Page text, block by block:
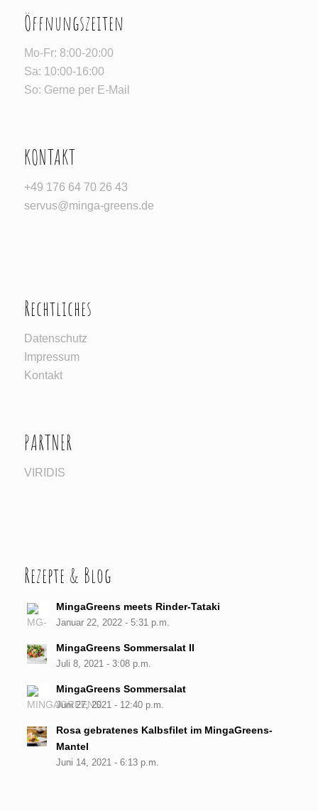
Öffnungszeiten
Mo-Fr: 8:00-20:00
Sa: 10:00-16:00
So: Gerne per E-Mail
KONTAKT
‪+49 176 64 70 26 43‬
servus@minga-greens.de
Rechtliches
Datenschutz
Impressum
Kontakt
PARTNER
VIRIDIS
Rezepte & Blog
MingaGreens meets Rinder-Tataki
Januar 22, 2022 - 5:31 p.m.
MingaGreens Sommersalat II
Juli 8, 2021 - 3:08 p.m.
MingaGreens Sommersalat
Juni 27, 2021 - 12:40 p.m.
Rosa gebratenes Kalbsfilet im MingaGreens-
Mantel
Juni 14, 2021 - 6:13 p.m.